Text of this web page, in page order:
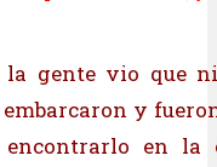
la gente vio que
y
en la